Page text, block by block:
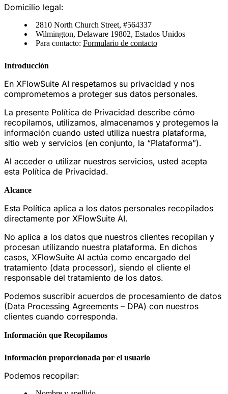
Domicilio legal:
2810 North Church Street, #564337
Wilmington, Delaware 19802, Estados Unidos
Para contacto: Formulario de contacto
Introducción
En XFlowSuite AI respetamos su privacidad y nos
comprometemos a proteger sus datos personales.
La presente Política de Privacidad describe cómo
recopilamos, utilizamos, almacenamos y protegemos la
información cuando usted utiliza nuestra plataforma,
sitio web y servicios (en conjunto, la “Plataforma”).
Al acceder o utilizar nuestros servicios, usted acepta
esta Política de Privacidad.
Alcance
Esta Política aplica a los datos personales recopilados
directamente por XFlowSuite AI.
No aplica a los datos que nuestros clientes recopilan y
procesan utilizando nuestra plataforma. En dichos
casos, XFlowSuite AI actúa como encargado del
tratamiento (data processor), siendo el cliente el
responsable del tratamiento de los datos.
Podemos suscribir acuerdos de procesamiento de datos
(Data Processing Agreements – DPA) con nuestros
clientes cuando corresponda.
Información que Recopilamos
Información proporcionada por el usuario
Podemos recopilar: